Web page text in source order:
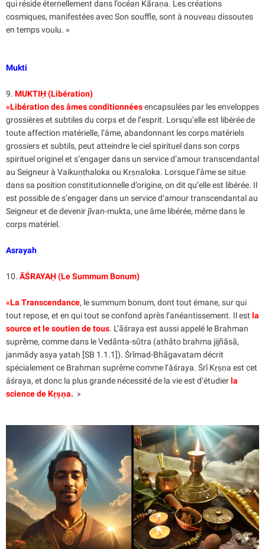
qui réside éternellement dans l’océan Kāraṇa. Les créations
cosmiques, manifestées avec Son souffle, sont à nouveau dissoutes
en temps voulu. »
Mukti
9. MUKTIḤ (Libération)
«Libération des âmes conditionnéesencapsulées par les enveloppes
grossières et subtiles du corps et de l’esprit. Lorsqu’elle est libérée de
toute affection matérielle, l’âme, abandonnant les corps matériels
grossiers et subtils, peut atteindre le ciel spirituel dans son corps
spirituel originel et s’engager dans un service d’amour transcendantal
au Seigneur à Vaikuṇṭhaloka ou Kṛṣṇaloka. Lorsque l’âme se situe
dans sa position constitutionnelle d’origine, on dit qu’elle est libérée. Il
est possible de s’engager dans un service d’amour transcendantal au
Seigneur et de devenir jīvan-mukta, une âme libérée, même dans le
corps matériel.
Asrayah
10. ĀŚRAYAḤ (Le Summum Bonum)
«La Transcendance, le summum bonum, dont tout émane, sur qui
tout repose, et en qui tout se confond après l’anéantissement. Il est la
source et le soutien de tous. L’āśraya est aussi appelé le Brahman
suprême, comme dans le Vedānta-sūtra (athāto brahma jijñāsā,
janmādy asya yataḥ [SB 1.1.1]). Śrīmad-Bhāgavatam décrit
spécialement ce Brahman suprême comme l’âśraya. Śrī Kṛṣṇa est cet
âśraya, et donc la plus grande nécessité de la vie est d’étudier la
science de Kṛṣṇa. »